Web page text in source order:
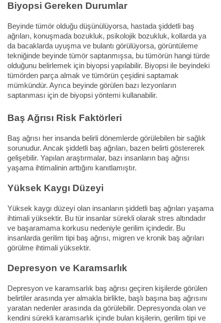
Biyopsi Gereken Durumlar
Beyinde tümör olduğu düşünülüyorsa, hastada şiddetli baş
ağrıları, konuşmada bozukluk, psikolojik bozukluk, kollarda ya
da bacaklarda uyuşma ve bulantı görülüyorsa, görüntüleme
tekniğinde beyinde tümör saptanmışsa, bu tümörün hangi türde
olduğunu belirlemek için biyopsi yapılabilir. Biyopsi ile beyindeki
tümörden parça almak ve tümörün çeşidini saptamak
mümkündür. Ayrıca beyinde görülen bazı lezyonların
saptanması için de biyopsi yöntemi kullanabilir.
Baş Ağrısı Risk Faktörleri
Baş ağrısı her insanda belirli dönemlerde görülebilen bir sağlık
sorunudur. Ancak şiddetli baş ağrıları, bazen belirti göstererek
gelişebilir. Yapılan araştırmalar, bazı insanların baş ağrısı
yaşama ihtimalinin arttığını kanıtlamıştır.
Yüksek Kaygı Düzeyi
Yüksek kaygı düzeyi olan insanların şiddetli baş ağrıları yaşama
ihtimali yüksektir. Bu tür insanlar sürekli olarak stres altındadır
ve başaramama korkusu nedeniyle gerilim içindedir. Bu
insanlarda gerilim tipi baş ağrısı, migren ve kronik baş ağrıları
görülme ihtimali yüksektir.
Depresyon ve Karamsarlık
Depresyon ve karamsarlık baş ağrısı geçiren kişilerde görülen
belirtiler arasında yer almakla birlikte, başlı başına baş ağrısını
yaratan nedenler arasında da görülebilir. Depresyonda olan ve
kendini sürekli karamsarlık içinde bulan kişilerin, gerilim tipi ve